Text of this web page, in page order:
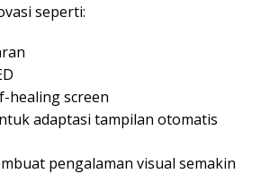
seperti:
healing screen
adaptasi tampilan otomatis
pengalaman visual semakin